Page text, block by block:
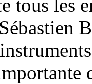
tous les